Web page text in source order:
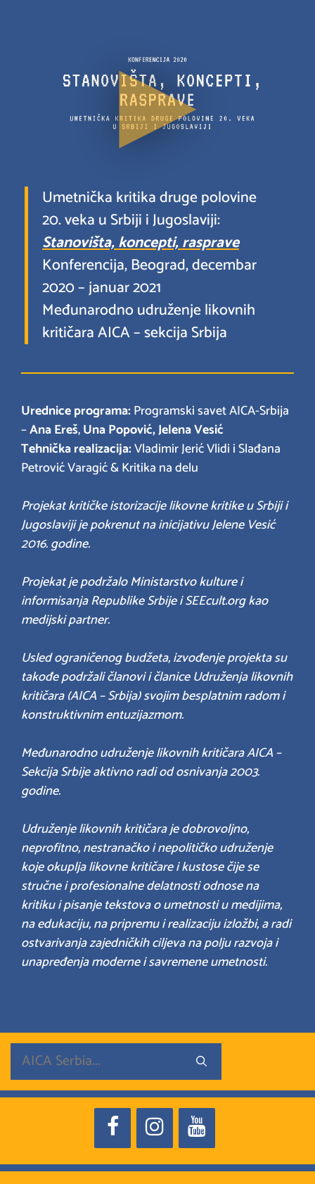
Umetnička kritika druge polovine
20. veka u Srbiji i Jugoslaviji:
Stanovišta, koncepti, rasprave
Konferencija, Beograd, decembar
2020 – januar 2021
Međunarodno udruženje likovnih
kritičara AICA – sekcija Srbija
Urednice programa: Programski savet AICA-Srbija
–Ana Ereš,Una Popović,Jelena Vesić
Tehnička realizacija:Vladimir Jerić Vlidi i Slađana
Petrović Varagić & Kritika na delu
Projekat kritičke istorizacije likovne kritike u Srbiji i
Jugoslaviji je pokrenut na inicijativu Jelene Vesić
2016. godine.
Projekat je podržalo Ministarstvo kulture i
informisanja Republike Srbije i SEEcult.org kao
medijski partner.
Usled ograničenog budžeta, izvođenje projekta su
takođe podržali članovi i članice Udruženja likovnih
kritičara (AICA – Srbija) svojim besplatnim radom i
konstruktivnim entuzijazmom.
Međunarodno udruženje likovnih kritičara AICA –
Sekcija Srbije aktivno radi od osnivanja 2003.
godine.
Udruženje likovnih kritičara je dobrovoljno,
neprofitno, nestranačko i nepolitičko udruženje
koje okuplja likovne kritičare i kustose čije se
stručne i profesionalne delatnosti odnose na
kritiku i pisanje tekstova o umetnosti u medijima,
na edukaciju, na pripremu i realizaciju izložbi, a radi
ostvarivanja zajedničkih ciljeva na polju razvoja i
unapređenja moderne i savremene umetnosti.
Search
for: